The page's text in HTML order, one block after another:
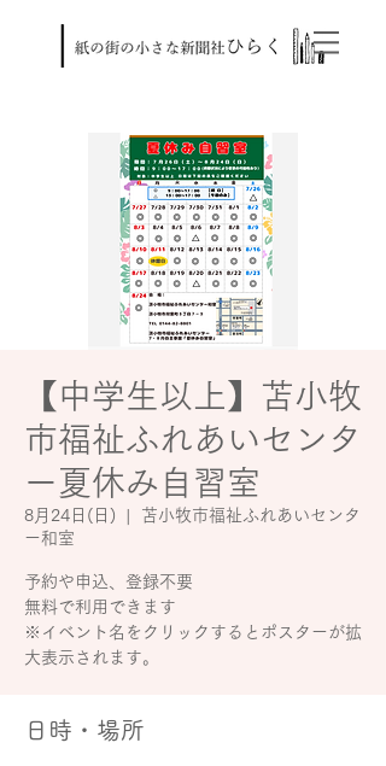
【中学生以上】苫小牧
市福祉ふれあいセンタ
ー夏休み自習室
8月24日(日)
苫小牧市福祉ふれあいセンタ
ー和室
予約や申込、登録不要
無料で利用できます
※イベント名をクリックするとポスターが拡
大表示されます。
日時・場所